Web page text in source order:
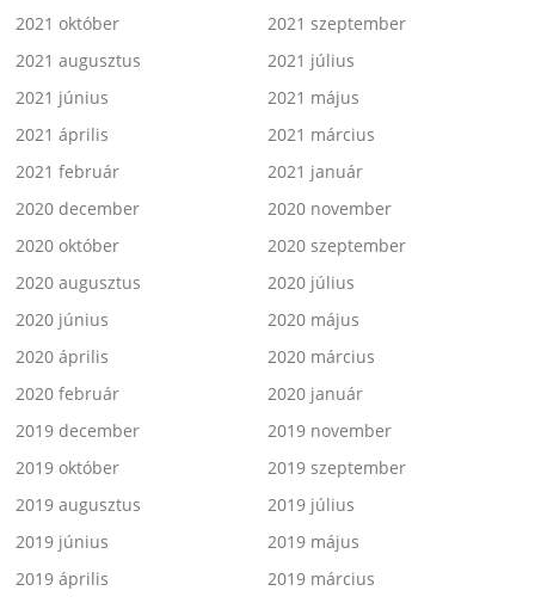
2021 október
2021 szeptember
2021 augusztus
2021 július
2021 június
2021 május
2021 április
2021 március
2021 február
2021 január
2020 december
2020 november
2020 október
2020 szeptember
2020 augusztus
2020 július
2020 június
2020 május
2020 április
2020 március
2020 február
2020 január
2019 december
2019 november
2019 október
2019 szeptember
2019 augusztus
2019 július
2019 június
2019 május
2019 április
2019 március